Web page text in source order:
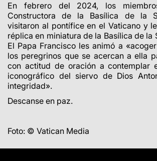
En febrero del 2024, los
Constructora de la Basílica de la
visitaron al pontífice en el Vaticano y
réplica en miniatura de la Basílica de la
El Papa Francisco les animó a
los peregrinos que se acercan a ella
con actitud de oración a contemplar
iconográfico del siervo de Dios
integridad».
Descanse en paz.
Foto: © Vatican Media